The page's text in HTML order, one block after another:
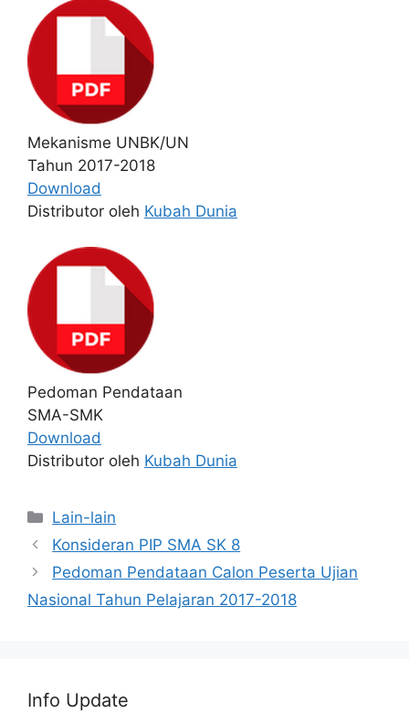
Mekanisme UNBK/UN
Tahun 2017-2018
Download
Distributor oleh Kubah Dunia
Pedoman Pendataan
SMA-SMK
Download
Distributor oleh Kubah Dunia
Categories
Lain-lain
Konsideran PIP SMA SK 8
Pedoman Pendataan Calon Peserta Ujian
Nasional Tahun Pelajaran 2017-2018
Info Update